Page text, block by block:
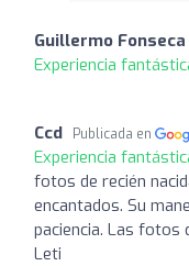
Guillermo Fonseca
Experiencia
Ccd Publicada en
Experiencia
fotos de recién
encantados. Su
paciencia. Las fotos
Leti